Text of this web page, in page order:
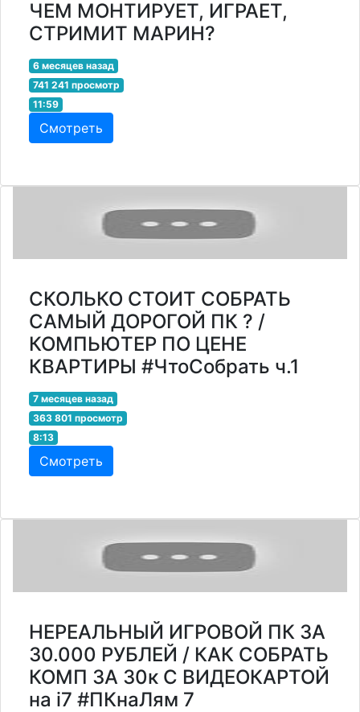
ЧЕМ МОНТИРУЕТ, ИГРАЕТ,
СТРИМИТ МАРИН?
6 месяцев назад
741 241 просмотр
11:59
Смотреть
СКОЛЬКО СТОИТ СОБРАТЬ
САМЫЙ ДОРОГОЙ ПК ? /
КОМПЬЮТЕР ПО ЦЕНЕ
КВАРТИРЫ #ЧтоСобрать ч.1
7 месяцев назад
363 801 просмотр
8:13
Смотреть
НЕРЕАЛЬНЫЙ ИГРОВОЙ ПК ЗА
30.000 РУБЛЕЙ / КАК СОБРАТЬ
КОМП ЗА 30к С ВИДЕОКАРТОЙ
на i7 #ПКнаЛям 7